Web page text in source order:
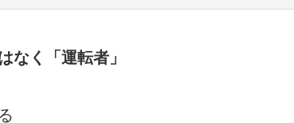
なく「運転者」
る